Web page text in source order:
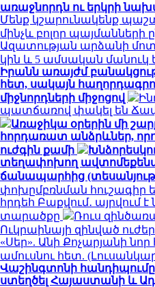
առաջնորդն ու երկրի
Մենք կշարունակենք
մինչև բոլոր պայմանների
Ազատության արձանի մոտ
կին և 5 ամսական մանուկ
Իրանն առայժմ
հետ, սակայն
միջնորդների միջոցով
պատճառով փակել են
Առաջիկա օրերին մի
հորդառատ անձրևներ,
ուժգին քամի
տեղափոխող
ճանապարհից
փոխըմբռնման հուշագիր
հրդեհ Բաքվում․
տարածքը
Ռուս
Ուկրաինայի զինված
«Սեր». Անի Քոչարյանի
ամուսնու հետ.
Վաշինգտոնի
ստեղծել Հայաստանի և